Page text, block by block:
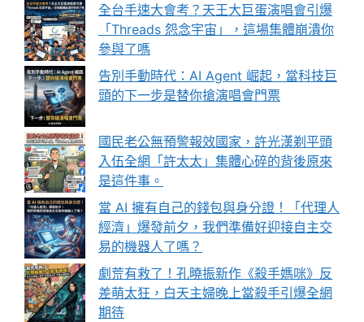
全台手速大會考？天王大巨蛋演唱會引爆
「Threads 怨念宇宙」，這場集體崩潰你
參與了嗎
告別手動時代：AI Agent 崛起，當科技巨
頭的下一步是替你搶演唱會門票
國民老公無預警報效國家，許光漢剃平頭
入伍全網「許太太」集體心碎的背後原來
是這件事。
當 AI 擁有自己的錢包與身分證！「代理人
經濟」爆發前夕，我們準備好迎接自主交
易的機器人了嗎？
劇荒有救了！孔曉振新作《殺手媽咪》反
差萌太狂，白天主婦晚上當殺手引爆全網
期待